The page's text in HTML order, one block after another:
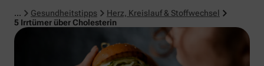
... Gesundheitstipps
Herz, Kreislauf & Stoffwechsel
5 Irrtümer über Cholesterin